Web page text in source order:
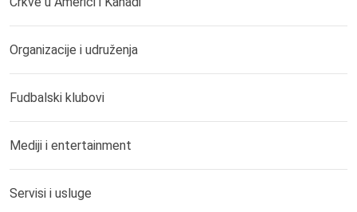
Organizacije i udruženja
Fudbalski klubovi
Mediji i entertainment
Servisi i usluge